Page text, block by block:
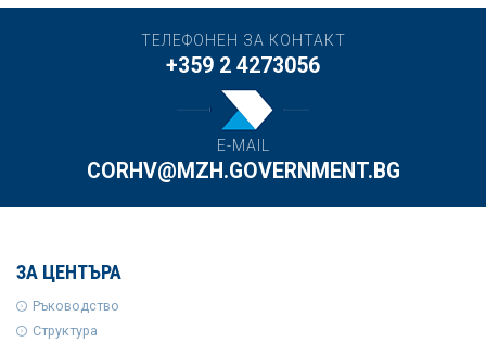
ТЕЛЕФОНЕН ЗА КОНТАКТ
+359 2 4273056
E-MAIL
CORHV@MZH.GOVERNMENT.BG
ЗА ЦЕНТЪРА
Ръководство
Структура